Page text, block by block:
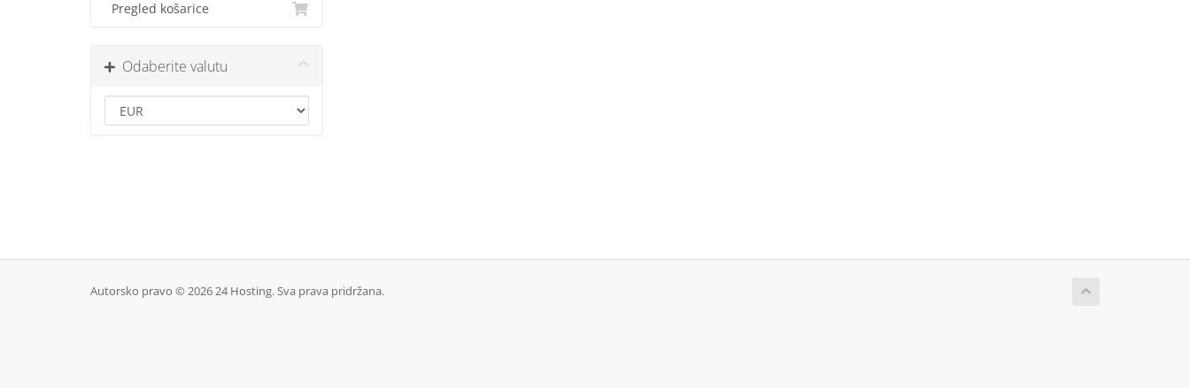
Pregled košarice
Odaberite valutu
Autorsko pravo © 2026 24 Hosting. Sva prava pridržana.